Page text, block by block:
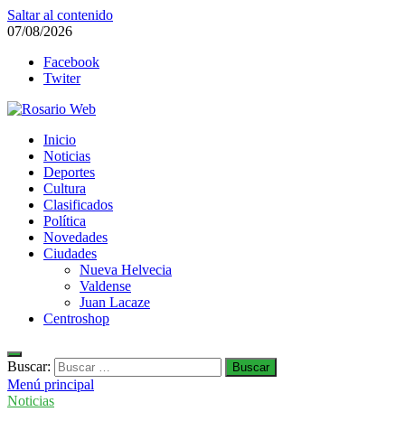
Saltar al contenido
07/08/2026
Facebook
Twiter
Rosario Web
Todas la noticias de Rosario y la zona
Inicio
Noticias
Deportes
Cultura
Clasificados
Política
Novedades
Ciudades
Nueva Helvecia
Valdense
Juan Lacaze
Centroshop
Buscar:
Menú principal
Noticias